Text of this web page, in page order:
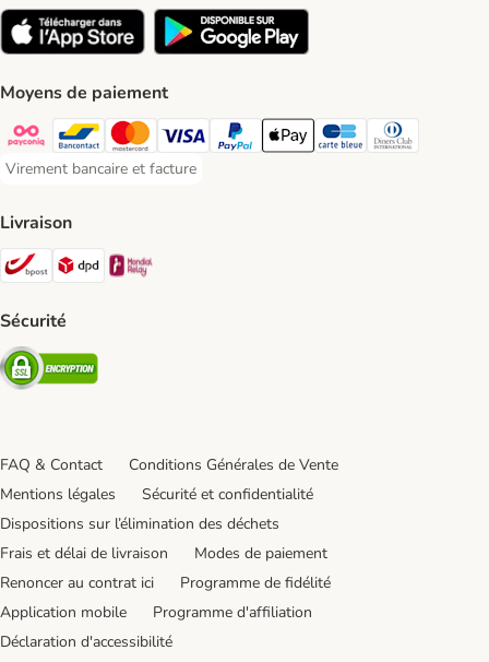
Moyens de paiement
Payconiq Payment Method
Bancontact Payment Method
Mastercard Payment Method
Visa Payment Method
Paypal Payment Method
Apple Pay Payment Method
Carte bleue Payment
Diners club
Virement bancaire et facture
Virement bancaire et facture Payment Method
Livraison
Bpost Shipping Method
DPD Shipping Method
Sécurité
Security
FAQ & Contact
Conditions Générales de Vente
Mentions légales
Sécurité et confidentialité
Dispositions sur l’élimination des déchets
Frais et délai de livraison
Modes de paiement
Renoncer au contrat ici
Programme de fidélité
Application mobile
Programme d'affiliation
Déclaration d'accessibilité